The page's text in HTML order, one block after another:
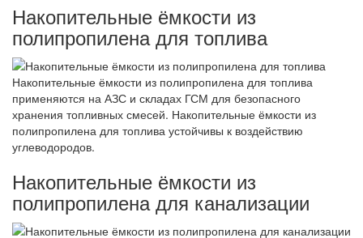
Накопительные ёмкости из
полипропилена для топлива
Накопительные ёмкости из полипропилена для топлива
применяются на АЗС и складах ГСМ для безопасного
хранения топливных смесей. Накопительные ёмкости из
полипропилена для топлива устойчивы к воздействию
углеводородов.
Накопительные ёмкости из
полипропилена для канализации